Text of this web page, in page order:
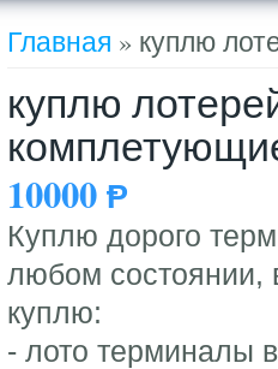
Вы здесь
Главная » куплю
куплю
10000 Ᵽ
Куплю дорого
любом состоянии,
куплю:
- лото терминалы